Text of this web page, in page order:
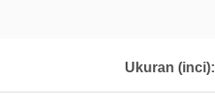
Ukuran (inci):